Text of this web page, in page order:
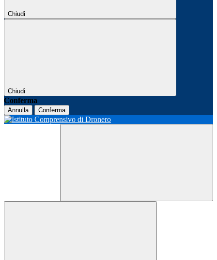
Chiudi
Chiudi
Conferma
Annulla Conferma